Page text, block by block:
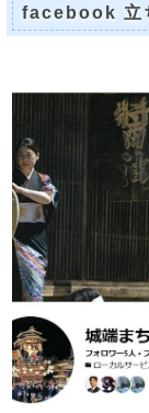
facebook 立